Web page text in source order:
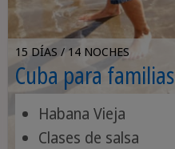
15 DÍAS / 14 NOCHES
Cuba para familias
Habana Vieja
Clases de salsa